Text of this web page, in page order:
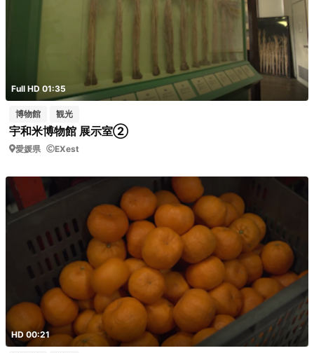
Full HD 01:35
博物館 観光
宇和米博物館 展示室②
愛媛県 EXest
HD 00:21